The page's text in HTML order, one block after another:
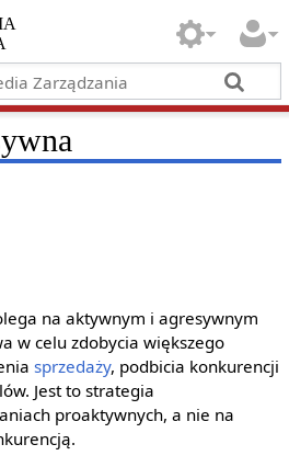
na aktywnym i agresywnym
w celu zdobycia większego
sprzedaży, podbicia konkurencji
Jest to strategia
proaktywnych, a nie na